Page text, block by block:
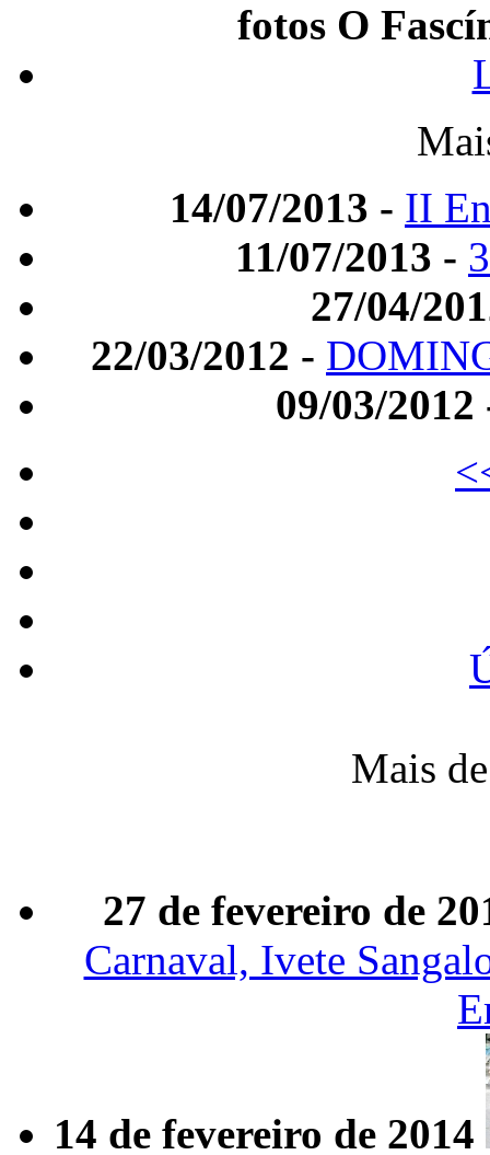
fotos O
14/07/2013 - II
11/07/2013 -
27/04/
22/03/2012 -
09/03/
Mais
27 de fevereiro de
Carnaval, Ivete
14 de fevereiro de 2014